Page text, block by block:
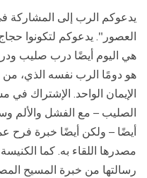
يدعوكم الرب إلى المشاركة
العصور". يدعوكم لتكونوا
هي اليوم أيضًا درب صليب
هو دومًا الرب نفسه الذي، من
الإيمان الواحد. الإشتراك في
الصليب – مع الفشل والألم
أيضًا – ولكن أيضًا خبرة فرح
مصدرها اللقاء به. كما
رسالتها من خبرة المسيح